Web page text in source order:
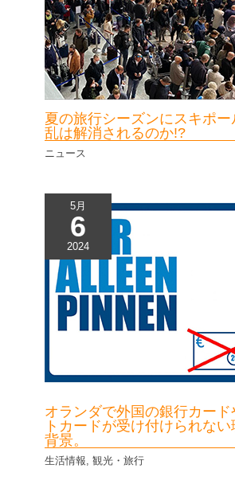
夏の旅行シーズンにスキポー
乱は解消されるのか!?
ニュース
5月
6
2024
オランダで外国の銀行カード
トカードが受け付けられな
背景。
生活情報 ,観光・旅行